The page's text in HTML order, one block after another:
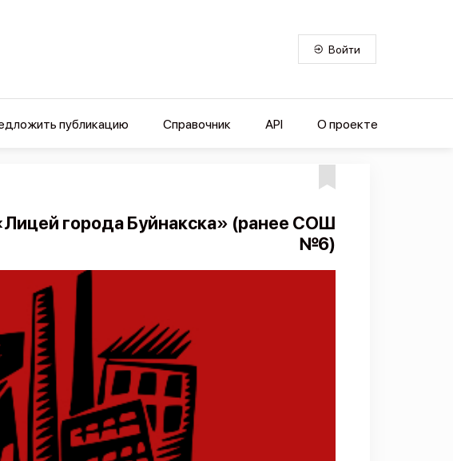
Войти
публикацию Справочник API О проекте
города Буйнакска» (ранее СОШ
№6)